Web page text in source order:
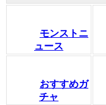
モンストニ
ュース
おすすめガ
チャ